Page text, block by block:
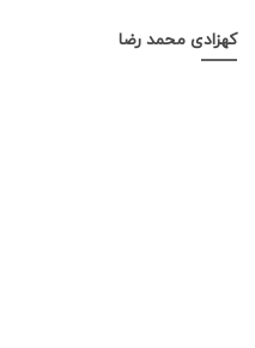
کهزادی محمد رضا